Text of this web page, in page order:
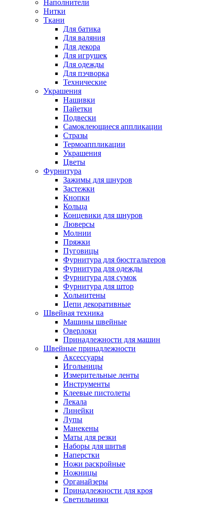
Наполнители
Нитки
Ткани
Для батика
Для валяния
Для декора
Для игрушек
Для одежды
Для пэчворка
Технические
Украшения
Нашивки
Пайетки
Подвески
Самоклеющиеся аппликации
Стразы
Термоаппликации
Украшения
Цветы
Фурнитура
Зажимы для шнуров
Застежки
Кнопки
Кольца
Концевики для шнуров
Люверсы
Молнии
Пряжки
Пуговицы
Фурнитура для бюстгальтеров
Фурнитура для одежды
Фурнитура для сумок
Фурнитура для штор
Хольнитены
Цепи декоративные
Швейная техника
Машины швейные
Оверлоки
Принадлежности для машин
Швейные принадлежности
Аксессуары
Игольницы
Измерительные ленты
Инструменты
Клеевые пистолеты
Лекала
Линейки
Лупы
Манекены
Маты для резки
Наборы для шитья
Наперстки
Ножи раскройные
Ножницы
Органайзеры
Принадлежности для кроя
Светильники